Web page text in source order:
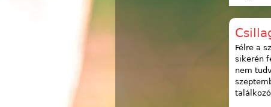
Félre a
sikerén
nem